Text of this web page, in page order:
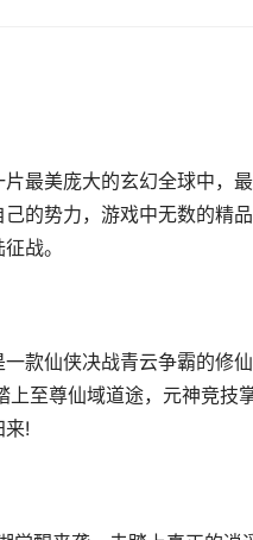
最美庞大的玄幻全球中，
的势力，游戏中无数的精
战。
款仙侠决战青云争霸的修
上至尊仙域道途，元神竞技
来!